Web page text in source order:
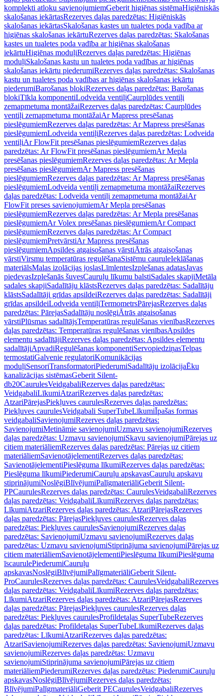
komplekti atloku savienojumiemGeberit higiēnas sistēmaHigiēniskās
skalošanas iekārtasRezerves daļas paredzētas: Higiēniskās
skalošanas iekārtasSkalošanas kastes un tualetes poda vadība ar
higiēnas skalošanas iekārtuRezerves daļas paredzētas: Skalošanas
kastes un tualetes poda vadība ar higiēnas skalošanas
iekārtuHigiēnas moduļiRezerves daļas paredzētas: Higiēnas
moduļiSkalošanas kastu un tualetes poda vadības ar higiēnas
skalošanas iekārtu piederumiRezerves daļas paredzētas: Skalošanas
kastu un tualetes poda vadības ar higiēnas skalošanas iekārtu
piederumiBarošanas blokiRezerves daļas paredzētas: Barošanas
blokiTīkla komponentiLodveida ventiļiCaurplūdes ventiļi
zemapmetuma montāžaiRezerves daļas paredzētas: Caurplūdes
ventiļi zemapmetuma montāžaiAr Mapress presēšanas
pieslēgumiemRezerves daļas paredzētas: Ar Mapress presēšanas
pieslēgumiemLodveida ventiļiRezerves daļas paredzētas: Lodveida
ventiļiAr FlowFit presēšanas pieslēgumiemRezerves daļas
paredzētas: Ar FlowFit presēšanas pieslēgumiemAr Mepla
presēšanas pieslēgumiemRezerves daļas paredzētas: Ar Mepla
presēšanas pieslēgumiemAr Mapress presēšanas
pieslēgumiemRezerves daļas paredzētas: Ar Mapress presēšanas
pieslēgumiemLodveida ventiļi zemapmetuma montāžaiRezerves
daļas paredzētas: Lodveida ventiļi zemapmetuma montāžaiAr
FlowFit preses savienojumiemAr Mepla presēšanas
pieslēgumiemRezerves daļas paredzētas: Ar Mepla presēšanas
pieslēgumiemAr Volex presēšanas pieslēgumiemAr Compact
pieslēgumiemRezerves daļas paredzētas: Ar Compact
pieslēgumiemPretvārstiAr Mapress presēšanas
pieslēgumiemApsildes atgaisošanas vārstiĀtrās atgaisošanas
vārstiVirsmu temperatūras regulēšanaSistēmu cauruleIeklāšanas
materiālsMalas izolācijas joslasLīmlentesIzplešanas adatasJavas
piedevasIzplešanās šuvesCauruļu līkumu balstiSadales skapjiMetāla
sadales skapjiSadalītāju klāstsRezerves daļas paredzētas: Sadalītāju
klāstsSadalītāji grīdas apsildeiRezerves daļas paredzētas: Sadalītāji
grīdas apsildeiLodveida ventiļiTermometrsPārejasRezerves daļas
paredzētas: PārejasSadalītāju noslēgiĀtrās atgaisošanas
vārstiPlūsmas sadalītājsTemperatūras regulēšanas vienībasRezerves
daļas paredzētas: Temperatūras regulēšanas vienībasApsildes
elementu sadalītājiRezerves daļas paredzētas: Apsildes elementu
sadalītājiApvadiRegulēšanas komponentiServopiedziņasTelpas
termostatiGalvenie regulatoriKomunikācijas
moduļiSensoriTransformatoriPiederumiSadalītāju izolācijaĒku
kanalizācijas sistēmasGeberit Silent-
db20CaurulesVeidgabaliRezerves daļas paredzētas:
VeidgabaliLīkumiAtzariRezerves daļas paredzētas:
AtzariPārejasPiekļuves caurulesRezerves daļas paredzētas:
Piekļuves caurulesVeidgabali SuperTubeLīkumiĪpašas formas
veidgabaliSavienojumiRezerves daļas paredzētas:
SavienojumiMetināmie savienojumiUzmavu savienojumiRezerves
daļas paredzētas: Uzmavu savienojumiSkavu savienojumiPārejas uz
citiem materiāliemRezerves daļas paredzētas: Pārejas uz citiem
materiāliemSavienotājelementiRezerves daļas paredzētas:
SavienotājelementiPieslēguma līkumiRezerves daļas paredzētas:
Pieslēguma līkumiPiederumiCauruļu apskavasCauruļu apskavu
stiprinājumiNoslēgiBlīvējumiPalīgmateriāliGeberit Silent-
PPCaurulesRezerves daļas paredzētas: CaurulesVeidgabaliRezerves
daļas paredzētas: VeidgabaliLīkumiRezerves daļas paredzētas:
LīkumiAtzariRezerves daļas paredzētas: AtzariPārejasRezerves
daļas paredzētas: PārejasPiekļuves caurulesRezerves daļas
paredzētas: Piekļuves caurulesSavienojumiRezerves daļas
paredzētas: SavienojumiUzmavu savienojumiRezerves daļas
paredzētas: Uzmavu savienojumiStiprinājuma savienojumiPārejas uz
citiem materiāliemSavienotājelementiPieslēguma līkumiPieslēguma
īscaurulePiederumiCauruļu
apskavasNoslēgiBlīvējumiPalīgmateriāliGeberit Silent-
ProCaurulesRezerves daļas paredzētas: CaurulesVeidgabaliRezerves
daļas paredzētas: VeidgabaliLīkumiRezerves daļas paredzētas:
LīkumiAtzariRezerves daļas paredzētas: AtzariPārejasRezerves
daļas paredzētas: PārejasPiekļuves caurulesRezerves daļas
paredzētas: Piekļuves caurulesProfildetaļas SuperTubeRezerves
daļas paredzētas: Profildetaļas SuperTubeLīkumiRezerves daļas
paredzētas: LīkumiAtzariRezerves daļas paredzētas:
AtzariSavienojumiRezerves daļas paredzētas: SavienojumiUzmavu
savienojumiRezerves daļas paredzētas: Uzmavu
savienojumiStiprinājuma savienojumiPārejas uz citiem
materiāliemPiederumiRezerves daļas paredzētas: PiederumiCauruļu
apskavasNoslēgiBlīvējumiRezerves daļas paredzētas:
BlīvējumiPalīgmateriāliGeberit PECaurulesVeidgabaliRezerves